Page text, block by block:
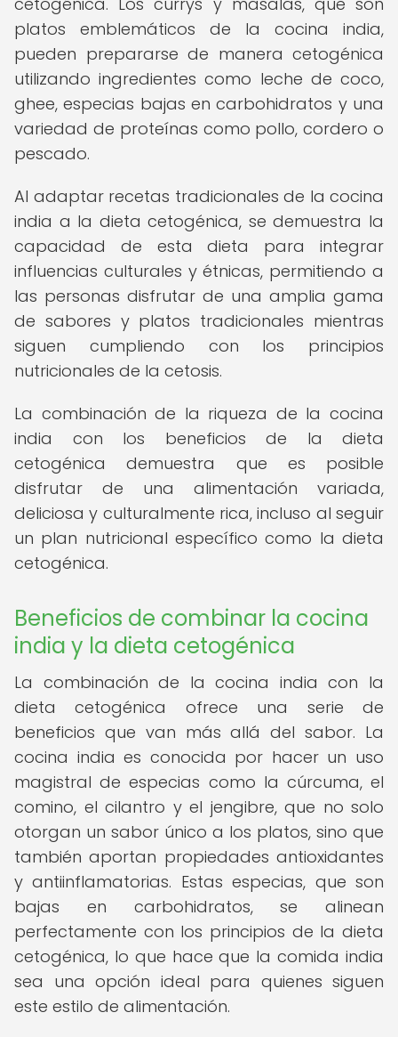
platos emblemáticos de la cocina india,
pueden prepararse de manera cetogénica
utilizando ingredientes como leche de coco,
ghee, especias bajas en carbohidratos y una
variedad de proteínas como pollo, cordero o
pescado.
Al adaptar recetas tradicionales de la cocina
india a la dieta cetogénica, se demuestra la
capacidad de esta dieta para integrar
influencias culturales y étnicas, permitiendo a
las personas disfrutar de una amplia gama
de sabores y platos tradicionales mientras
siguen cumpliendo con los principios
nutricionales de la cetosis.
La combinación de la riqueza de la cocina
india con los beneficios de la dieta
cetogénica demuestra que es posible
disfrutar de una alimentación variada,
deliciosa y culturalmente rica, incluso al seguir
un plan nutricional específico como la dieta
cetogénica.
Beneficios de combinar la cocina
india y la dieta cetogénica
La combinación de la cocina india con la
dieta cetogénica ofrece una serie de
beneficios que van más allá del sabor. La
cocina india es conocida por hacer un uso
magistral de especias como la cúrcuma, el
comino, el cilantro y el jengibre, que no solo
otorgan un sabor único a los platos, sino que
también aportan propiedades antioxidantes
y antiinflamatorias. Estas especias, que son
bajas en carbohidratos, se alinean
perfectamente con los principios de la dieta
cetogénica, lo que hace que la comida india
sea una opción ideal para quienes siguen
este estilo de alimentación.